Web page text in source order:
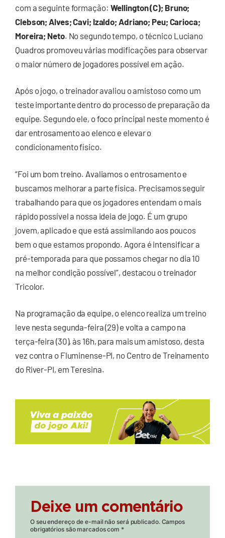
com a seguinte formação: Wellington (C); Bruno;
Clebson; Alves; Cavi; Izaldo; Adriano; Peu; Carioca;
Moreira; Neto. No segundo tempo, o técnico Luciano
Quadros promoveu várias modificações para observar
o maior número de jogadores possível em ação.
Após o jogo, o treinador avaliou o amistoso como um
teste importante dentro do processo de preparação da
equipe. Segundo ele, o foco principal neste momento é
dar entrosamento ao elenco e elevar o
condicionamento físico.
“Foi um bom treino. Avaliamos o entrosamento e
buscamos melhorar a parte física. Precisamos seguir
trabalhando para que os jogadores entendam o mais
rápido possível a nossa ideia de jogo. É um grupo
jovem, aplicado e que está assimilando aos poucos
bem o que estamos propondo. Agora é intensificar a
pré-temporada para que possamos chegar no dia 10
na melhor condição possível”, destacou o treinador
Tricolor.
Na programação da equipe, o elenco realiza um treino
leve nesta segunda-feira (29) e volta a campo na
terça-feira (30), às 16h, para mais um amistoso, desta
vez contra o Fluminense-PI, no Centro de Treinamento
do River-PI, em Teresina.
Deixe um comentário
O seu endereço de e-mail não será publicado. Campos
obrigatórios são marcados com *